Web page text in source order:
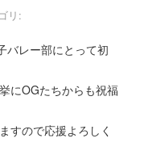
リ:
バレー部にとって初
にOGたちからも祝福
すので応援よろしく